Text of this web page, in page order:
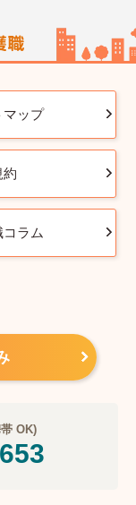
マップ
約
ラム
OK)